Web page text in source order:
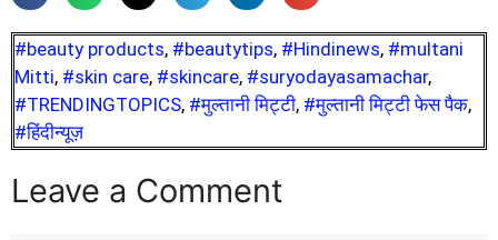
#beauty products, #beautytips, #Hindinews, #multani
Mitti, #skin care, #skincare, #suryodayasamachar,
#TRENDINGTOPICS, #मुल्तानी मिट्टी, #मुल्तानी मिट्टी फेस पैक,
#हिंदीन्यूज़
Leave a Comment